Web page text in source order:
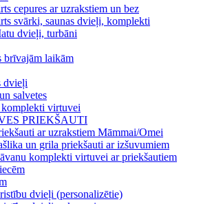
cepures ar uzrakstiem un bez
svārki, saunas dvieļi, komplekti
dvieļi, turbāni
brīvajām laikām
dvieļi
salvetes
virtuvei
PRIEKŠAUTI
ar uzrakstiem Māmmai/Omei
un grila priekšauti ar izšuvumiem
komplekti virtuvei ar priekšautiem
dvieļi (personalizētie)